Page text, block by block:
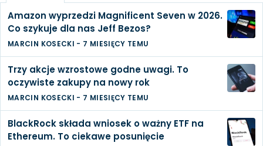
Amazon wyprzedzi Magnificent Seven w 2026.
Co szykuje dla nas Jeff Bezos?
MARCIN KOSECKI - 7 MIESIĘCY TEMU
Trzy akcje wzrostowe godne uwagi. To
oczywiste zakupy na nowy rok
MARCIN KOSECKI - 7 MIESIĘCY TEMU
BlackRock składa wniosek o ważny ETF na
Ethereum. To ciekawe posunięcie